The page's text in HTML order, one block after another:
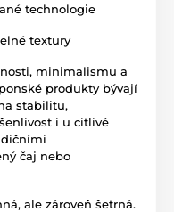
technologie
textury
minimalismu a
produkty bývají
stabilitu,
i u citlivé
čaj nebo
ale zároveň šetrná.